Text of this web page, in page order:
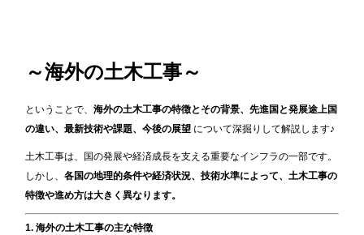
～海外の土木工事～
ということで、海外の土木工事の特徴とその背景、先進国と発展途上国
の違い、最新技術や課題、今後の展望 について深掘りして解説します♪
土木工事は、国の発展や経済成長を支える重要なインフラの一部です。
しかし、各国の地理的条件や経済状況、技術水準によって、土木工事の
特徴や進め方は大きく異なります。
1. 海外の土木工事の主な特徴